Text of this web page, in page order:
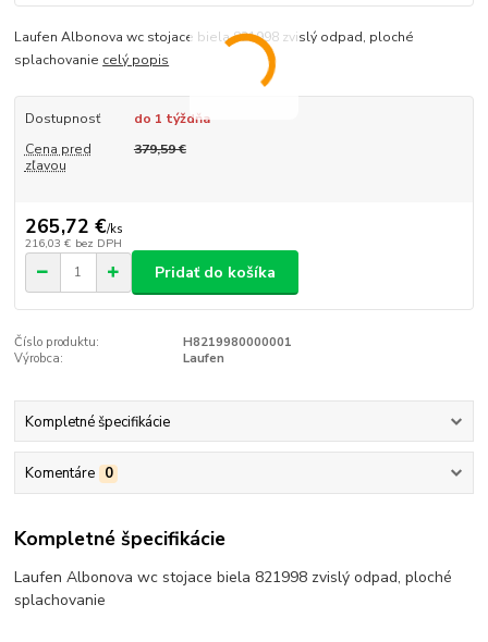
Laufen Albonova wc stojace biela 821998 zvislý odpad, ploché
splachovanie celý popis
Dostupnosť
do 1 týždňa
Cena pred
zľavou
379,59 €
265,72 €/ks
216,03 € bez DPH
Pridať do košíka
Číslo produktu:
H8219980000001
Výrobca:
Laufen
Kompletné špecifikácie
Komentáre 0
Kompletné špecifikácie
Laufen Albonova wc stojace biela 821998 zvislý odpad, ploché
splachovanie